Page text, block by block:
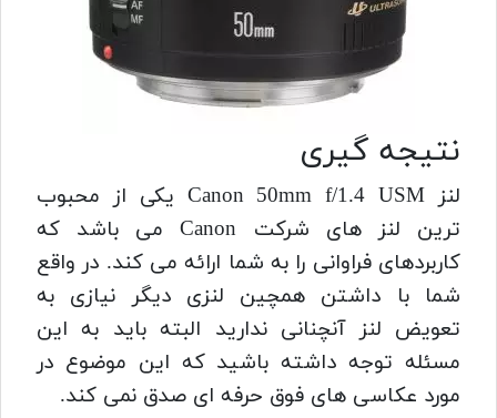
نتیجه گیری
لنز C
anon 50mm f/1.4 USM یکی از محبوب
ترین لنز های شرکت Canon می باشد که
کاربردهای فراوانی را به شما ارائه می کند. در واقع
شما با داشتن همچین لنزی دیگر نیازی به
تعویض لنز آنچنانی ندارید البته باید به این
مسئله توجه داشته باشید که این موضوع در
مورد عکاسی های فوق حرفه ای صدق نمی کند.